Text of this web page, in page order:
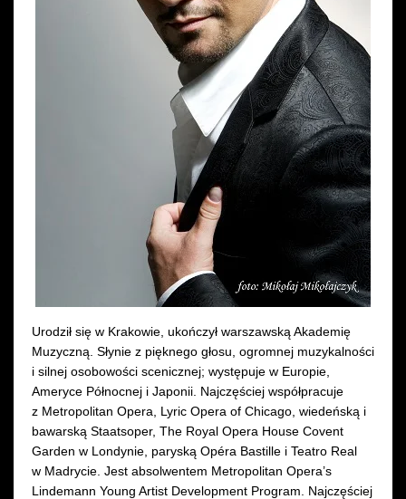
Wynajem kostiumów
Urodził się w Krakowie, ukończył warszawską Akademię
Muzyczną. Słynie z pięknego głosu, ogromnej muzykalności
i silnej osobowości scenicznej; występuje w Europie,
Ameryce Północnej i Japonii. Najczęściej współpracuje
z Metropolitan Opera, Lyric Opera of Chicago, wiedeńską i
bawarską Staatsoper, The Royal Opera House Covent
Garden w Londynie, paryską Opéra Bastille i Teatro Real
w Madrycie. Jest absolwentem Metropolitan Opera’s
Lindemann Young Artist Development Program. Najczęściej